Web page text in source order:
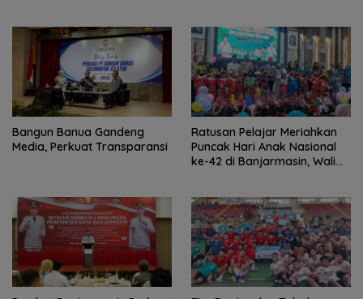
Bangun Banua Gandeng
Media, Perkuat Transparansi
Ratusan Pelajar Meriahkan
Puncak Hari Anak Nasional
ke-42 di Banjarmasin, Wali